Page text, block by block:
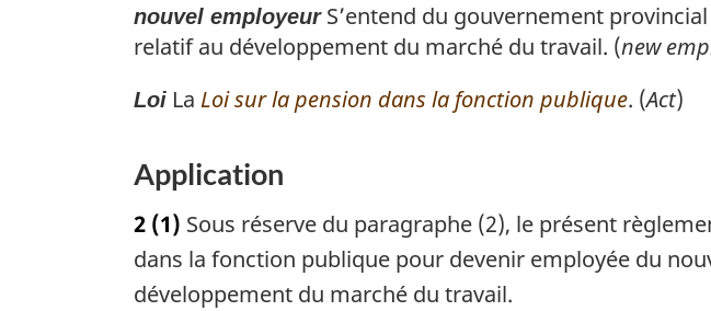
r
e
c
e
l
a
n
o
nouvel employeurS’entend du gouvernement
relatif au développement du marché du travail. (new
Loi La Loi sur la pension dans la fonction publique. (Act)
Application
2 (1) Sous réserve du paragraphe (2), le présent
dans la fonction publique pour devenir employée du
développement du marché du travail.